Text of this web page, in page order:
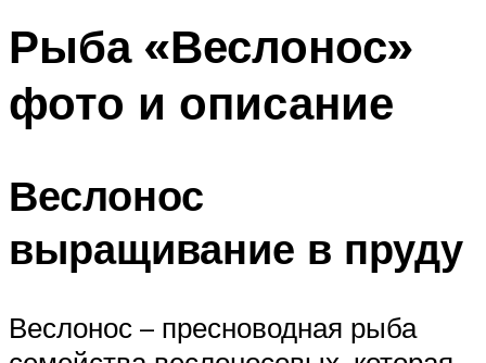
Рыба «Веслонос»
фото и описание
Веслонос
выращивание в пруду
Веслонос – пресноводная рыба